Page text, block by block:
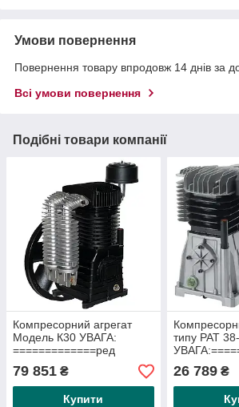
Умови повернення
Повернення товару впродовж 14 днів за
Всі умови повернення
Подібні товари компанії
Компресорний агрегат
Модель К30 УВАГА:
=============ред
введенням в експлуатацію
залийте олію!
79 851 ₴
Купити
типу PAT 38-
введенням
залийте олію!
26 789₴